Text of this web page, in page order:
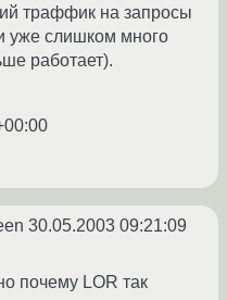
траффик на запросы
уже слишком много
работает).
30.05.2003 09:21:09
почему LOR так